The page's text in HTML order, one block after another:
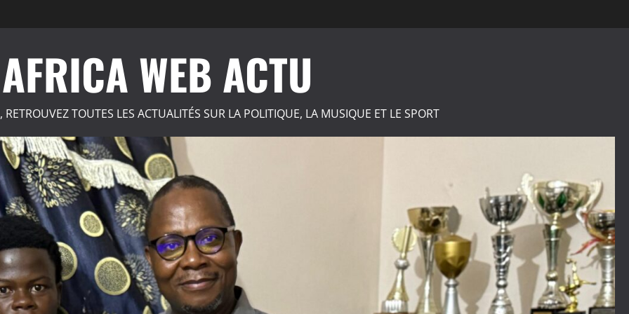
AFRICA WEB ACTU
RETROUVEZ TOUTES LES ACTUALITÉS SUR LA POLITIQUE, LA MUSIQUE ET LE SPORT